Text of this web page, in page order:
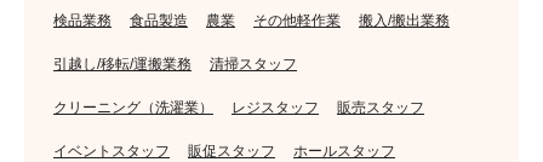
検品業務 食品製造 農業 その他軽作業 搬入/搬出業務
引越し/移転/運搬業務 清掃スタッフ
クリーニング（洗濯業） レジスタッフ 販売スタッフ
イベントスタッフ 販促スタッフ ホールスタッフ